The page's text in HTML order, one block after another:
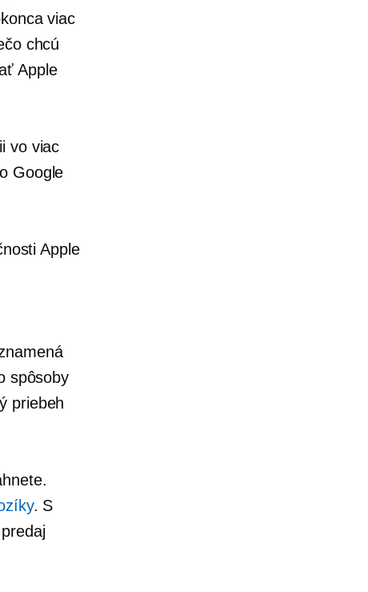
viac
chcú
Apple
vo viac
Google
Apple
spôsoby
priebeh
. S